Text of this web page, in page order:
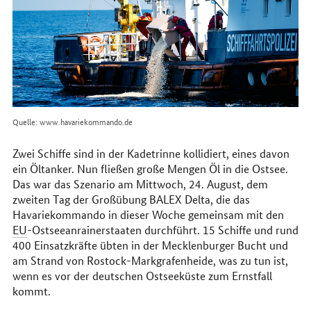
Quelle: www.havariekommando.de
Zwei Schiffe sind in der Kadetrinne kollidiert, eines davon
ein Öltanker. Nun fließen große Mengen Öl in die Ostsee.
Das war das Szenario am Mittwoch, 24. August, dem
zweiten Tag der Großübung BALEX Delta, die das
Havariekommando in dieser Woche gemeinsam mit den
EU-Ostseeanrainerstaaten durchführt. 15 Schiffe und rund
400 Einsatzkräfte übten in der Mecklenburger Bucht und
am Strand von Rostock-Markgrafenheide, was zu tun ist,
wenn es vor der deutschen Ostseeküste zum Ernstfall
kommt.